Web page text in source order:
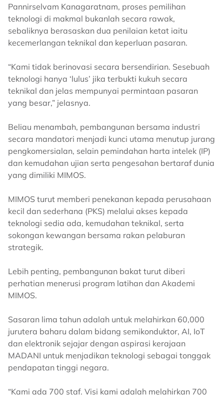
Pannirselvam Kanagaratnam, proses pemilihan
teknologi di makmal bukanlah secara rawak,
sebaliknya berasaskan dua penilaian ketat iaitu
kecemerlangan teknikal dan keperluan pasaran.
“Kami tidak berinovasi secara bersendirian. Sesebuah
teknologi hanya ‘lulus’ jika terbukti kukuh secara
teknikal dan jelas mempunyai permintaan pasaran
yang besar,” jelasnya.
Beliau menambah, pembangunan bersama industri
secara mandatori menjadi kunci utama menutup jurang
pengkomersialan, selain pemindahan harta intelek (IP)
dan kemudahan ujian serta pengesahan bertaraf dunia
yang dimiliki MIMOS.
MIMOS turut memberi penekanan kepada perusahaan
kecil dan sederhana (PKS) melalui akses kepada
teknologi sedia ada, kemudahan teknikal, serta
sokongan kewangan bersama rakan pelaburan
strategik.
Lebih penting, pembangunan bakat turut diberi
perhatian menerusi program latihan dan Akademi
MIMOS.
Sasaran lima tahun adalah untuk melahirkan 60,000
jurutera baharu dalam bidang semikonduktor, AI, IoT
dan elektronik sejajar dengan aspirasi kerajaan
MADANI untuk menjadikan teknologi sebagai tonggak
pendapatan tinggi negara.
“Kami ada 700 staf. Visi kami adalah melahirkan 700